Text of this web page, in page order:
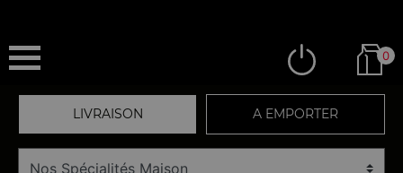
0
LIVRAISON A EMPORTER